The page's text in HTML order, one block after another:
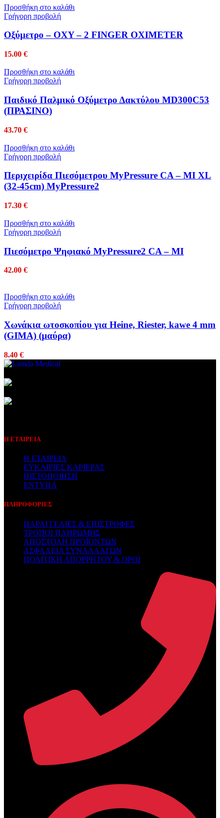
Προσθήκη στο καλάθι
Γρήγορη προβολή
Οξύμετρο – OXY – 2 FINGER OXIMETER
15.00 €
Προσθήκη στο καλάθι
Γρήγορη προβολή
Παιδικό Παλμικό Οξύμετρο Δακτύλου MD300C53
(ΠΡΑΣΙΝΟ)
43.70 €
Προσθήκη στο καλάθι
Γρήγορη προβολή
Περιχειρίδα Πιεσόμετρου MyPressure CA – MI XL
(32-45cm) MyPressure2
17.30 €
Προσθήκη στο καλάθι
Γρήγορη προβολή
Πιεσόμετρο Ψηφιακό MyPressure2 CA – MI
42.00 €
Προσθήκη στο καλάθι
Γρήγορη προβολή
Χωνάκια ωτοσκοπίου για Heine, Riester, kawe 4 mm
(GIMA) (μαύρα)
8.40 €
Η ΕΤΑΙΡΕΙΑ
Η ΕΤΑΙΡΕΙΑ
ΕΥΚΑΙΡΙΕΣ ΚΑΡΙΕΡΑΣ
ΠΙΣΤΟΠΟΙΗΣΗ
ΕΝΤΥΠΑ
ΠΛΗΡΟΦΟΡΙΕΣ
ΠΑΡΑΓΓΕΛΙΕΣ & ΕΠΙΣΤΡΟΦΕΣ
ΤΡΟΠΟΙ ΠΛΗΡΩΜΗΣ
ΑΠΟΣΤΟΛΗ ΠΡΟΪΟΝΤΩΝ
ΑΣΦΑΛΕΙΑ ΣΥΝΑΛΛΑΓΩΝ
ΠΟΛΙΤΙΚΗ ΑΠΟΡΡΗΤΟΥ & ΟΡΟΙ